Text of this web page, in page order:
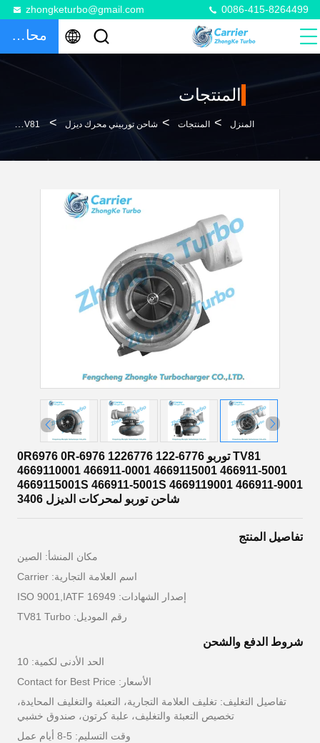
zhongketurbo@gmail.com 0086-415-8264499
محادثة
المنتجات
المنزل > المنتجات > شاحن توربيني محرك ديزل > TV81 توربو 0R6976 0R-6976 1226776 122-6776 4669110001 466911-0001 4669115001 466911-5001 4669115001S 466911-5001S 4669119001 466911-9001 شاحن توربو لمحركات الديزل 3406
TV81 توربو 0R6976 0R-6976 1226776 122-6776
4669110001 466911-0001 4669115001 466911-5001
4669115001S 466911-5001S 4669119001 466911-9001
شاحن توربو لمحركات الديزل 3406
تفاصيل المنتج
مكان المنشأ: الصين
اسم العلامة التجارية: Carrier
إصدار الشهادات: ISO 9001,IATF 16949
رقم الموديل: TV81 Turbo
شروط الدفع والشحن
الحد الأدنى لكمية: 10
الأسعار: Contact for Best Price
تفاصيل التغليف: تغليف العلامة التجارية، التعبئة والتغليف المحايدة،
تخصيص التعبئة والتغليف، علبة كرتون، صندوق خشبي
وقت التسليم: 5-8 أيام عمل